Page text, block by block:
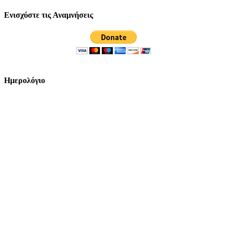
Ενισχύστε τις Αναμνήσεις
Ημερολόγιο